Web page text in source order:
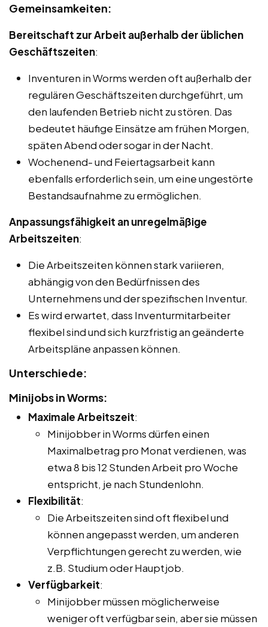
Gemeinsamkeiten:
Bereitschaft zur Arbeit außerhalb der üblichen
Geschäftszeiten:
Inventuren in Worms werden oft außerhalb der
regulären Geschäftszeiten durchgeführt, um
den laufenden Betrieb nicht zu stören. Das
bedeutet häufige Einsätze am frühen Morgen,
späten Abend oder sogar in der Nacht.
Wochenend- und Feiertagsarbeit kann
ebenfalls erforderlich sein, um eine ungestörte
Bestandsaufnahme zu ermöglichen.
Anpassungsfähigkeit an unregelmäßige
Arbeitszeiten:
Die Arbeitszeiten können stark variieren,
abhängig von den Bedürfnissen des
Unternehmens und der spezifischen Inventur.
Es wird erwartet, dass Inventurmitarbeiter
flexibel sind und sich kurzfristig an geänderte
Arbeitspläne anpassen können.
Unterschiede:
Minijobs in Worms:
Maximale Arbeitszeit:
Minijobber in Worms dürfen einen
Maximalbetrag pro Monat verdienen, was
etwa 8 bis 12 Stunden Arbeit pro Woche
entspricht, je nach Stundenlohn.
Flexibilität:
Die Arbeitszeiten sind oft flexibel und
können angepasst werden, um anderen
Verpflichtungen gerecht zu werden, wie
z.B. Studium oder Hauptjob.
Verfügbarkeit:
Minijobber müssen möglicherweise
weniger oft verfügbar sein, aber sie müssen